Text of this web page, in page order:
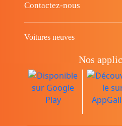
Contactez-nous
Voitures neuves
Nos